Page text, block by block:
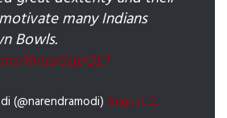
many Indians
Bowls.
RvuoGqpQET
(@narendramodi) August 2,